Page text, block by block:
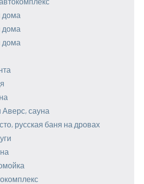
дома
дома
дома
сауна
русская баня на дровах